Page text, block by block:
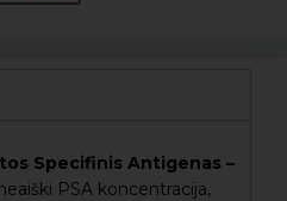
Specifinis Antigenas –
PSA koncentracija,